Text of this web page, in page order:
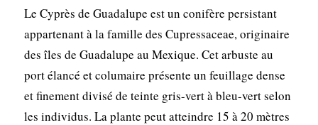
Le Cyprès de Guadalupe est un conifère persistant
appartenant à la famille des Cupressaceae, originaire
des îles de Guadalupe au Mexique. Cet arbuste au
port élancé et columaire présente un feuillage dense
et finement divisé de teinte gris-vert à bleu-vert selon
les individus. La plante peut atteindre 15 à 20 mètres